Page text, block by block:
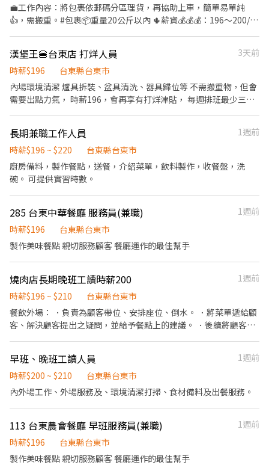
💼工作內容：將包裹依郵碼分區理貨，再協助上車，簡單易單純
👍，需搬重。#包裹📦重量20公斤以內 🌵薪資💰💰💰：196～200/時
上班 早上6:30-9:30 下午16:00-19:00 🌟實際下班時間依當天包裹📦
量為準 🏖️休假規定： 固定上週一到週五，休六、日
漢堡王🍔台東店 打烊人員
3天前
時薪$196
台東縣台東市
內場環境清潔 爐具拆裝、盆具清洗、器具歸位等 不需搬重物，但會
需要出點力氣， 時薪196，會再享有打烊津貼， 每週排班最少三工
長期兼職工作人員
1週前
時薪$196 ~ $220
台東縣台東市
廚房備料，製作餐點，送餐，介紹菜單，飲料製作，收餐盤，洗
碗。 可提供實習時數。
285 台東中華餐廳 服務員(兼職)
1週前
時薪$196
台東縣台東市
製作美味餐點 親切服務顧客 餐廳運作的最佳幫手
燒肉店長期晚班工讀時薪200
1週前
時薪$196 ~ $210
台東縣台東市
餐飲外場： ．負責為顧客帶位、安排座位、倒水。 ．將菜單遞給顧
客、解決顧客提出之疑問，並給予餐點上的建議。 ．後續將顧客點
負責結帳、收銀等工作。 餐飲內場： ．擔任廚師的助手，處理烹飪
前與烹飪中之準備工作與其他餐廳相關事務。 ．負責洗、剝、削、
切各種食材。 ．負責清理工作環境、設備和餐具。 ．準備不同餐點
早班、晚班工讀人員
1週前
時薪$200 ~ $210
台東縣台東市
內外場工作、外場服務及、環境清潔打掃、食材備料及出餐服務。
113 台東農會餐廳 早班服務員(兼職)
1週前
時薪$196
台東縣台東市
製作美味餐點 親切服務顧客 餐廳運作的最佳幫手